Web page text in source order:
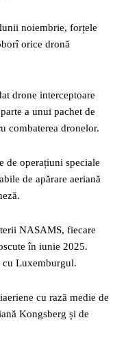
noiembrie, forțele
orice dronă
drone interceptoare
a unui pachet de
combaterea dronelor.
de operațiuni speciale
de apărare aeriană
NASAMS, fiecare
în iunie 2025.
cu Luxemburgul.
cu rază medie de
Kongsberg și de